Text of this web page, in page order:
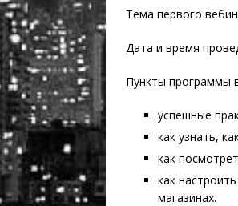
Тема первого
Дата и время
Пункты программы
успешные
как узнать,
как
как
магазинах.